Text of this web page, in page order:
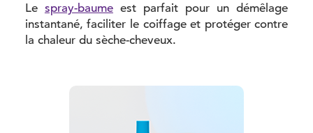
Le spray-baumeest parfait pour un démêlage
instantané, faciliter le coiffage et protéger contre
la chaleur du sèche-cheveux.